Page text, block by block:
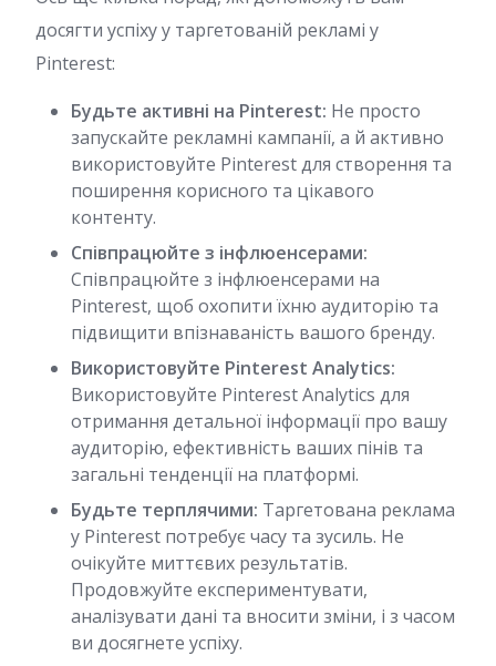
досягти успіху у таргетованій рекламі у
Pinterest:
Будьте активні на Pinterest: Не просто
запускайте рекламні кампанії, а й активно
використовуйте Pinterest для створення та
поширення корисного та цікавого
контенту.
Співпрацюйте з інфлюенсерами:
Співпрацюйте з інфлюенсерами на
Pinterest, щоб охопити їхню аудиторію та
підвищити впізнаваність вашого бренду.
Використовуйте Pinterest Analytics:
Використовуйте Pinterest Analytics для
отримання детальної інформації про вашу
аудиторію, ефективність ваших пінів та
загальні тенденції на платформі.
Будьте терплячими: Таргетована реклама
у Pinterest потребує часу та зусиль. Не
очікуйте миттєвих результатів.
Продовжуйте експериментувати,
аналізувати дані та вносити зміни, і з часом
ви досягнете успіху.